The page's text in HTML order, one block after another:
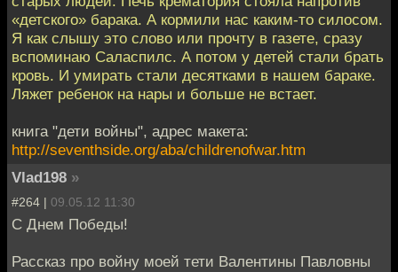
«детского» барака. А кормили нас каким-то силосом.
Я как слышу это слово или прочту в газете, сразу
вспоминаю Саласпилс. А потом у детей стали брать
кровь. И умирать стали десятками в нашем бараке.
Ляжет ребенок на нары и больше не встает.
книга "дети войны", адрес макета:
http://seventhside.org/aba/childrenofwar.htm
Vlad198 »
#264 | 09.05.12 11:30
С Днем Победы!
Рассказ про войну моей тети Валентины Павловны